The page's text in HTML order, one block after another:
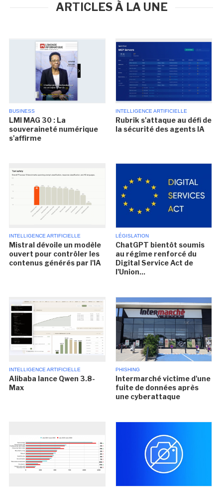
ARTICLES À LA UNE
BUSINESS
LMI MAG 30 : La
souveraineté numérique
s'affirme
INTELLIGENCE ARTIFICIELLE
Rubrik s'attaque au défi de
la sécurité des agents IA
INTELLIGENCE ARTIFICIELLE
Mistral dévoile un modèle
ouvert pour contrôler les
contenus générés par l'IA
LÉGISLATION
ChatGPT bientôt soumis
au régime renforcé du
Digital Service Act de
l'Union...
INTELLIGENCE ARTIFICIELLE
Alibaba lance Qwen 3.8-
Max
PHISHING
Intermarché victime d'une
fuite de données après
une cyberattaque